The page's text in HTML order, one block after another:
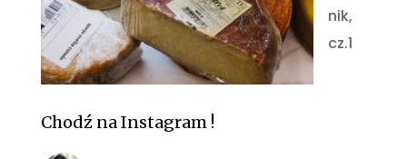
nik,
cz.1
Chodź na Instagram !